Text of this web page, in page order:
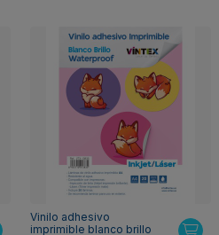
Vinilo adhesivo
imprimible blanco brillo